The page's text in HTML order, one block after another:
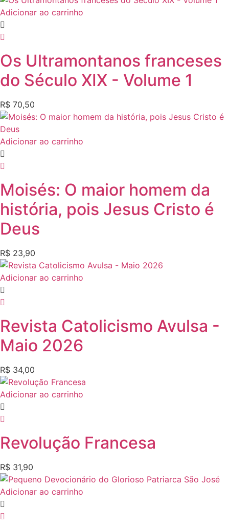
Adicionar ao carrinho
Os Ultramontanos franceses
do Século XIX - Volume 1
R$ 70,50
Adicionar ao carrinho
Moisés: O maior homem da
história, pois Jesus Cristo é
Deus
R$ 23,90
Adicionar ao carrinho
Revista Catolicismo Avulsa -
Maio 2026
R$ 34,00
Adicionar ao carrinho
Revolução Francesa
R$ 31,90
Adicionar ao carrinho